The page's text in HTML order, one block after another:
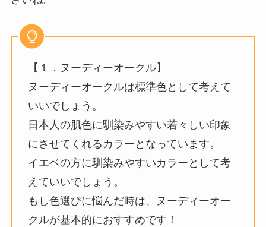
【１．ヌーディーオークル】
ヌーディーオークルは標準色として考えて
いいでしょう。
日本人の肌色に馴染みやすい若々しい印象
にさせてくれるカラーとなっています。
イエベの方に馴染みやすいカラーとして考
えていいでしょう。
もし色選びに悩んだ時は、ヌーディーオー
クルが基本的におすすめです！